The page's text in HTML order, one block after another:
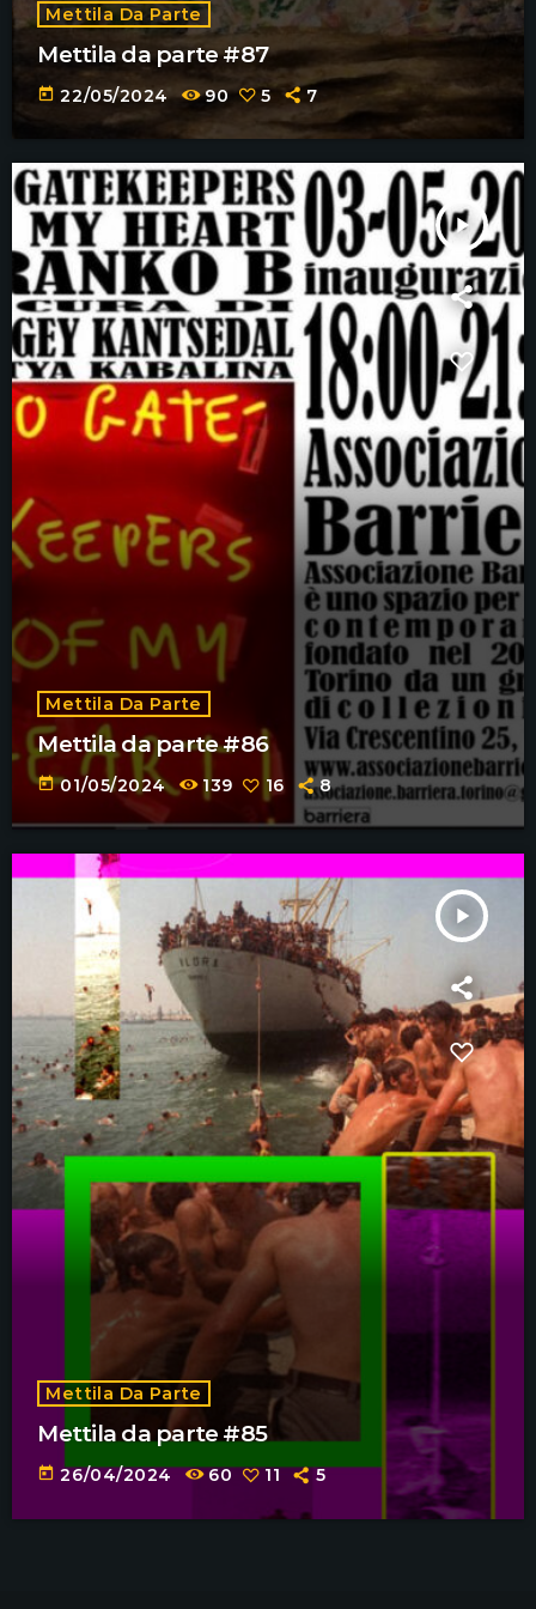
Mettila Da Parte
Mettila da parte #87
today 22/05/2024 90 5 7
play_arrow
Mettila Da Parte
Mettila da parte #86
today 01/05/2024 139 16 8
play_arrow
Mettila Da Parte
Mettila da parte #85
today 26/04/2024 60 11 5